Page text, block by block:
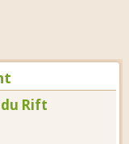
Rift